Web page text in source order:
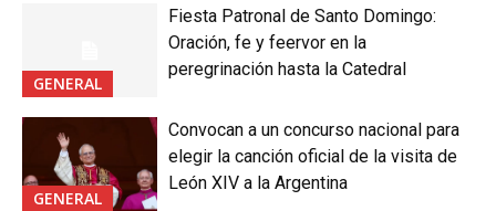
GENERAL
Fiesta Patronal de Santo Domingo:
Oración, fe y feervor en la
peregrinación hasta la Catedral
GENERAL
Convocan a un concurso nacional para
elegir la canción oficial de la visita de
León XIV a la Argentina